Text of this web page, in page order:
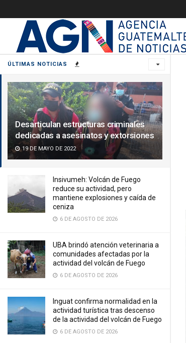
ÚLTIMAS NOTICIAS
Desarticulan estructuras criminales
dedicadas a asesinatos y extorsiones
19 DE MAYO DE 2022
Insivumeh: Volcán de Fuego
reduce su actividad, pero
mantiene explosiones y caída de
ceniza
6 DE AGOSTO DE 2026
UBA brindó atención veterinaria a
comunidades afectadas por la
actividad del volcán de Fuego
6 DE AGOSTO DE 2026
Inguat confirma normalidad en la
actividad turística tras descenso
de la actividad del volcán de Fuego
6 DE AGOSTO DE 2026